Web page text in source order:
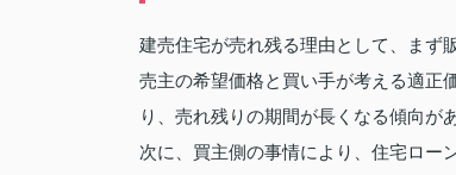
建売住宅が売れ残る理由として、まず
売主の希望価格と買い手が考える適正
り、売れ残りの期間が長くなる傾向が
次に、買主側の事情により、住宅ロー